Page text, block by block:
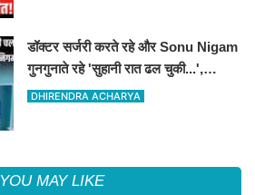
डॉक्टर सर्जरी करते रहे और Sonu Nigam
गुनगुनाते रहे 'सुहानी रात ढल चुकी...',
VIDEO वायरल
DHIRENDRA ACHARYA
YOU MAY LIKE